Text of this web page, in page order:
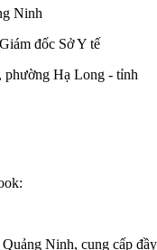
Ninh
đốc Sở Y tế
phường Hạ Long - tỉnh
Ninh, cung cấp đầy